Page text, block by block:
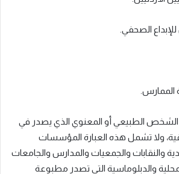
للإبداع الصحفي.
الممارس.
الطبيعي أو المعنوي الذي يصدر في
ولا تشمل هذه العبارة المؤسسات
والنقابات والجمعيات والمدارس والجامعات
والدبلوماسية التي تصدر مطبوعة